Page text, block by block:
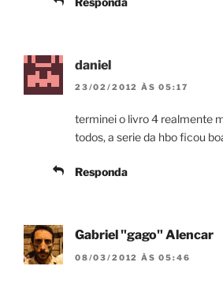
daniel
23/02/2012 ÀS 05:17
terminei o livro 4 realmente
todos, a serie da hbo ficou
Responda
Gabriel "gago" Alencar
08/03/2012 ÀS 05:46